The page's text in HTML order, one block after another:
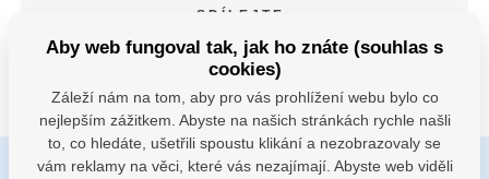
SDÍLEJTE:
Aby web fungoval tak, jak ho znáte (souhlas s
cookies)
Záleží nám na tom, aby pro vás prohlížení webu bylo co
nejlepším zážitkem. Abyste na našich stránkách rychle našli
to, co hledáte, ušetřili spoustu klikání a nezobrazovaly se
vám reklamy na věci, které vás nezajímají. Abyste web viděli